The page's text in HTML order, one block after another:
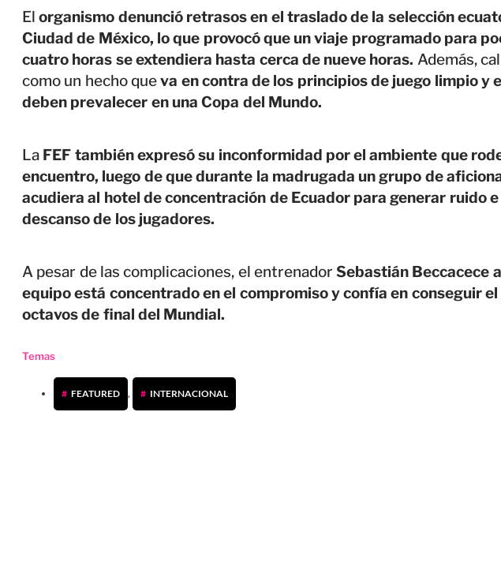
Elorganismo denunció retrasos en el traslado de la selección
Ciudad de México, lo que provocó que un viaje programado para
cuatro horas se extendiera hasta cerca de nueve horas. Además,
como un hecho queva en contra de los principios de juego limpio y
deben prevalecer en una Copa del Mundo.
La FEF también expresó su inconformidad por el ambiente que
encuentro, luego de que durante la madrugada un grupo de
acudiera al hotel de concentración de Ecuador para generar ruido
descanso de los jugadores.
A pesar de las complicaciones, el entrenadorSebastián Beccacece
equipo está concentrado en el compromiso y confía en conseguir
octavos de final del Mundial.
Temas
FEATURED , INTERNACIONAL